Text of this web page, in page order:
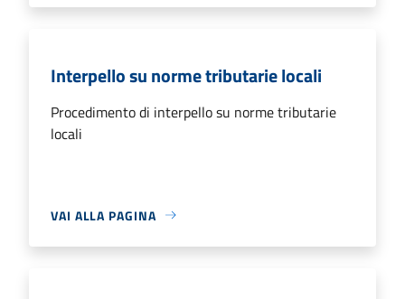
Interpello su norme tributarie locali
Procedimento di interpello su norme tributarie
locali
VAI ALLA PAGINA